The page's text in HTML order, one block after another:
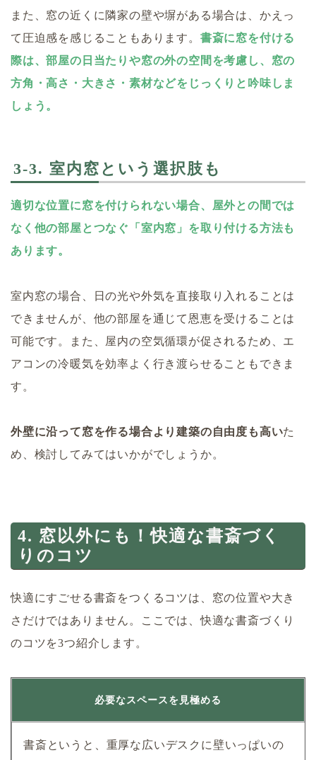
また、窓の近くに隣家の壁や塀がある場合は、かえっ
て圧迫感を感じることもあります。 書斎に窓を付ける
際は、部屋の日当たりや窓の外の空間を考慮し、窓の
方角・高さ・大きさ・素材などをじっくりと吟味しま
しょう。
3-3. 室内窓という選択肢も
適切な位置に窓を付けられない場合、屋外との間では
なく他の部屋とつなぐ「室内窓」を取り付ける方法も
あります。
室内窓の場合、日の光や外気を直接取り入れることは
できませんが、他の部屋を通じて恩恵を受けることは
可能です。また、屋内の空気循環が促されるため、エ
アコンの冷暖気を効率よく行き渡らせることもできま
す。
外壁に沿って窓を作る場合より建築の自由度も高いた
め、検討してみてはいかがでしょうか。
4. 窓以外にも！快適な書斎づく
りのコツ
快適にすごせる書斎をつくるコツは、窓の位置や大き
さだけではありません。ここでは、快適な書斎づくり
のコツを3つ紹介します。
必要なスペースを見極める
書斎というと、重厚な広いデスクに壁いっぱいの